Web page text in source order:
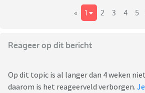
« 1 2 3 4 5
Reageer op dit bericht
Op dit topic is al langer dan 4 weken
daarom is het reageerveld verborgen.